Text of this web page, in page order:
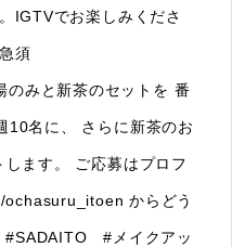
IGTVでお楽しみくださ
須
みと新茶のセットを 番
10名に、 さらに新茶のお
ます。 ご応募はプロフ
からどう
#SADAITO #メイクアッ